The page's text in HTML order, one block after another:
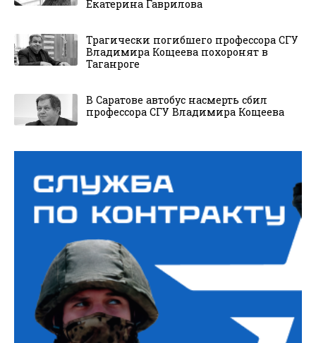
Екатерина Гаврилова
Трагически погибшего профессора СГУ
Владимира Кощеева похоронят в
Таганроге
В Саратове автобус насмерть сбил
профессора СГУ Владимира Кощеева